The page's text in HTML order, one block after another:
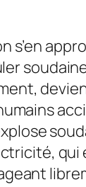
s’en